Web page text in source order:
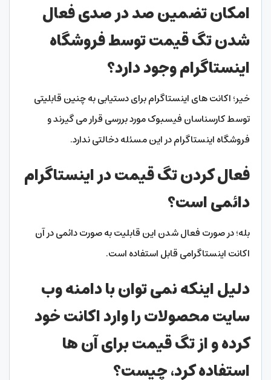
امکان تضمین صد در صدی فعال
شدن تگ قیمت توسط فروشگاه
اینستاگرام وجود دارد؟
خیر؛ اکانت های اینستاگرام برای دستیابی به چنین قابلیتی
توسط کارسناسان فیسبوک مورد بررسی قرار می گیرند و
فروشگاه اینستاگرام در این مسئله دخالتی ندارد.
فعال کردن تگ قیمت در اینستاگرام
دائمی است؟
بله؛ در صورت فعال شدن این قابلیت به صورت دائمی در آن
اکانت اینستاگرامی قابل استفاده است.
دلیل اینکه نمی توان با دامنه وب
سایت محصولات را وارد اکانت خود
کرده و از تگ قیمت برای آن ها
استفاده کرد، چیست؟